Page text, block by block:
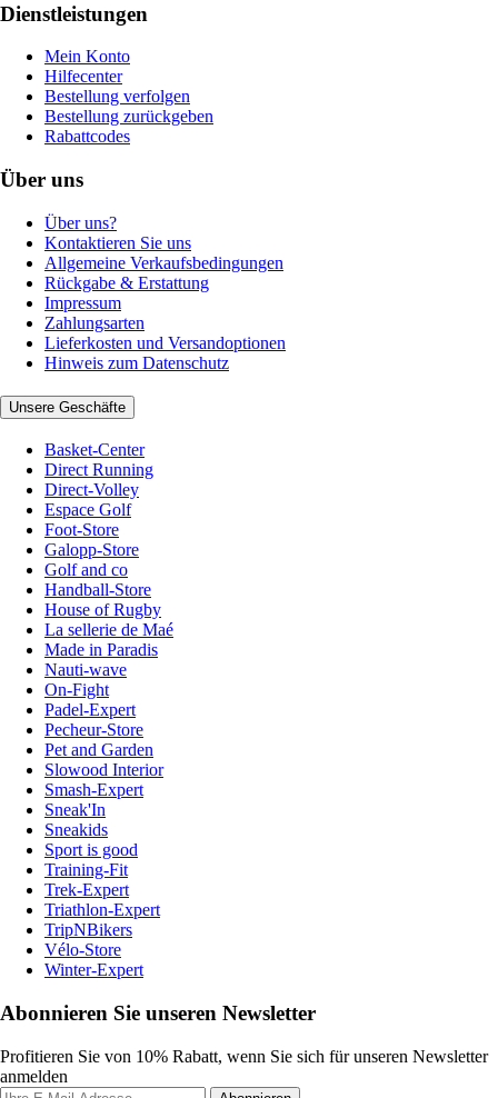
Dienstleistungen
Mein Konto
Hilfecenter
Bestellung verfolgen
Bestellung zurückgeben
Rabattcodes
Über uns
Über uns?
Kontaktieren Sie uns
Allgemeine Verkaufsbedingungen
Rückgabe & Erstattung
Impressum
Zahlungsarten
Lieferkosten und Versandoptionen
Hinweis zum Datenschutz
Unsere Geschäfte
Basket-Center
Direct Running
Direct-Volley
Espace Golf
Foot-Store
Galopp-Store
Golf and co
Handball-Store
House of Rugby
La sellerie de Maé
Made in Paradis
Nauti-wave
On-Fight
Padel-Expert
Pecheur-Store
Pet and Garden
Slowood Interior
Smash-Expert
Sneak'In
Sneakids
Sport is good
Training-Fit
Trek-Expert
Triathlon-Expert
TripNBikers
Vélo-Store
Winter-Expert
Abonnieren Sie unseren Newsletter
Profitieren Sie von 10% Rabatt, wenn Sie sich für unseren Newsletter
anmelden